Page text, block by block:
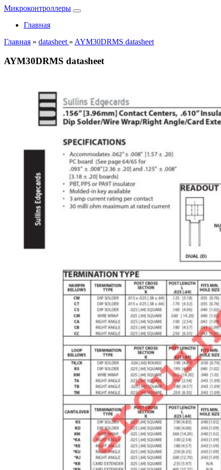
Микроконтроллеры
Главная
Главная » datasheet » AYM30DRMS datasheet
AYM30DRMS datasheet